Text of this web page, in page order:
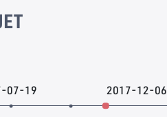
07-19 2017-12-06